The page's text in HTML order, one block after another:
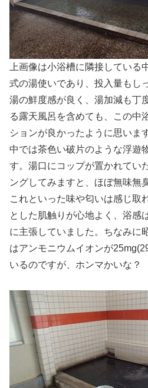
上画像は小浴槽に隣接している
式の湯使いであり、投入量もし
湯の鮮度感が良く、湯加減も丁
る露天風呂を含めても、この中
ションが良かったように思いま
中では茶色い破片のような浮遊
す。湯口にコップが置かれてい
ングしてみますと、ほぼ無味無
これといった味や匂いは感じ取
とした肌触りが心地よく、浴感
に主張していました。ちなみに
はアンモニウムイオンが
いるのですが、ホンマかいな？